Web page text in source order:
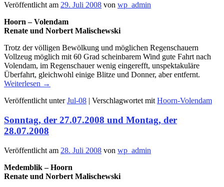
Veröffentlicht am 29. Juli 2008 von wp_admin
Hoorn – Volendam
Renate und Norbert Malischewski
Trotz der völligen Bewölkung und möglichen Regenschauern
Vollzeug möglich mit 60 Grad scheinbarem Wind gute Fahrt nach
Volendam, im Regenschauer wenig eingerefft, unspektakuläre
Überfahrt, gleichwohl einige Blitze und Donner, aber entfernt.
Weiterlesen →
Veröffentlicht unter Jul-08 | Verschlagwortet mit Hoorn-Volendam
Sonntag, der 27.07.2008 und Montag, der
28.07.2008
Veröffentlicht am 28. Juli 2008 von wp_admin
Medemblik – Hoorn
Renate und Norbert Malischewski